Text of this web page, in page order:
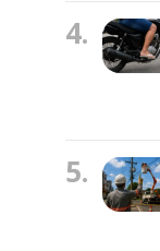
4.
5.